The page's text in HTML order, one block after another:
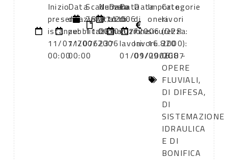
Inizio
presentazione
istanze:
11/07/2006
00:00
Data
di
pubblicazione:
11/07/2006
00:00
Scadenza:
28/07/2006
11:00
Numero
atto:
DET
237
Data
atto:
10/07/2006
Data
di
inizio
lavori:
01/09/2006
Data
di
fine
lavori:
01/09/2007
Importo
oneri
sicurezza:
16.820
Categorie
lavori
(DPR
2000):
OG8 -
OPERE
FLUVIALI,
DI DIFESA,
DI
SISTEMAZIONE
IDRAULICA
E DI
BONIFICA